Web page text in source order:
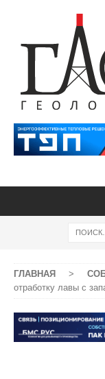
ГЛАВНАЯ >
отработку лавы с